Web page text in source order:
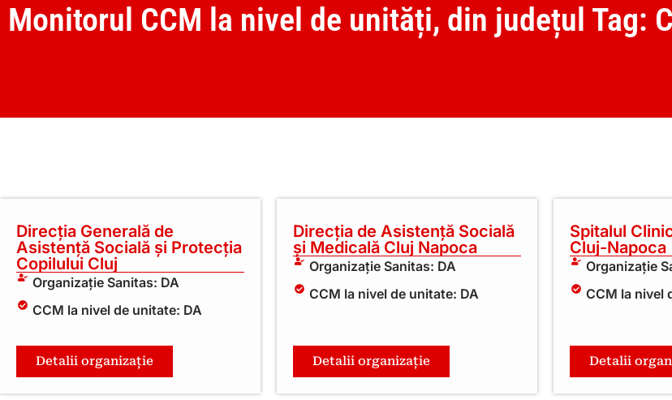
Monitorul CCM la nivel de unități, din județul Tag:
Direcția Generală de
Asistență Socială și Protecția
Copilului Cluj
Organizație Sanitas: DA
CCM la nivel de unitate: DA
Detalii organizație
Direcția de Asistență Socială
și Medicală Cluj Napoca
Organizație Sanitas: DA
CCM la nivel de unitate: DA
Detalii organizație
Spitalul
Cluj-Napoca
Organizație
CCM la nivel
Detalii